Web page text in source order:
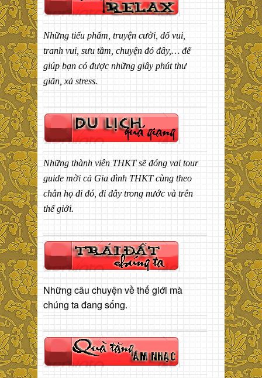
Những tiểu phẩm, truyện cười, đố vui,
tranh vui, sưu tầm, chuyện đó đây,… để
giúp bạn có được những giây phút thư
giãn, xả stress.
Những thành viên THKT sẽ đóng vai tour
guide mời cả Gia đình THKT cùng theo
chân họ đi đó, đi đây trong nước và trên
thế giới.
Những câu chuyện về thế giới mà
chúng ta đang sống.